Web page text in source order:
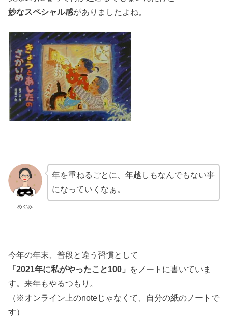
妙なスペシャル感がありましたよね。
めぐみ
年を重ねるごとに、年越しもなんでもない事
になっていくなぁ。
今年の年末、普段と違う習慣として
「2021年に私がやったこと100」
をノートに書いていま
す。来年もやるつもり。
（※オンライン上のnoteじゃなくて、自分の紙のノートで
す）